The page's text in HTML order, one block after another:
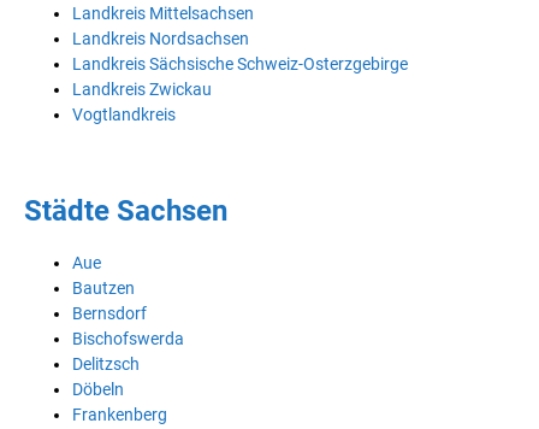
Landkreis Mittelsachsen
Landkreis Nordsachsen
Landkreis Sächsische Schweiz-Osterzgebirge
Landkreis Zwickau
Vogtlandkreis
Städte Sachsen
Aue
Bautzen
Bernsdorf
Bischofswerda
Delitzsch
Döbeln
Frankenberg